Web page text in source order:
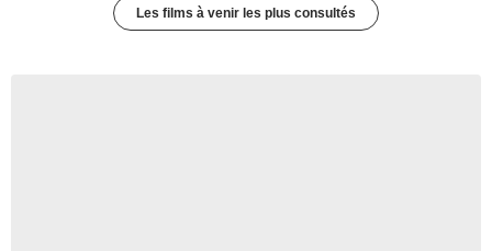
Les films à venir les plus consultés